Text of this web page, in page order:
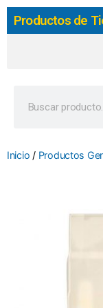
Productos de
Inicio / Productos